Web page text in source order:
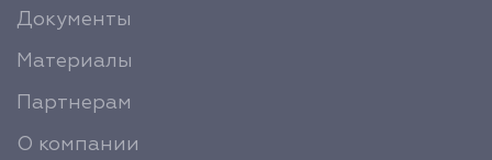
Документы
Материалы
Партнерам
О компании